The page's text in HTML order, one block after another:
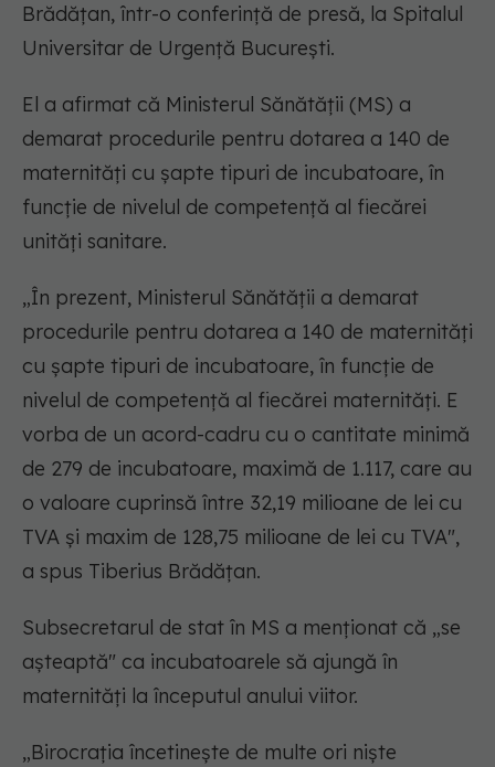
Brădăţan, într-o conferinţă de presă, la Spitalul
Universitar de Urgenţă Bucureşti.
El a afirmat că Ministerul Sănătății (MS) a
demarat procedurile pentru dotarea a 140 de
maternităţi cu şapte tipuri de incubatoare, în
funcţie de nivelul de competenţă al fiecărei
unităţi sanitare.
„În prezent, Ministerul Sănătăţii a demarat
procedurile pentru dotarea a 140 de maternităţi
cu şapte tipuri de incubatoare, în funcţie de
nivelul de competenţă al fiecărei maternităţi. E
vorba de un acord-cadru cu o cantitate minimă
de 279 de incubatoare, maximă de 1.117, care au
o valoare cuprinsă între 32,19 milioane de lei cu
TVA şi maxim de 128,75 milioane de lei cu TVA",
a spus Tiberius Brădăţan.
Subsecretarul de stat în MS a menţionat că „se
aşteaptă" ca incubatoarele să ajungă în
maternităţi la începutul anului viitor.
„Birocraţia încetineşte de multe ori nişte